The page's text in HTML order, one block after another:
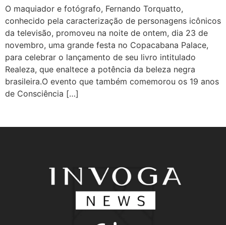
O maquiador e fotógrafo, Fernando Torquatto,
conhecido pela caracterização de personagens icônicos
da televisão, promoveu na noite de ontem, dia 23 de
novembro, uma grande festa no Copacabana Palace,
para celebrar o lançamento de seu livro intitulado
Realeza, que enaltece a potência da beleza negra
brasileira.O evento que também comemorou os 19 anos
de Consciência […]